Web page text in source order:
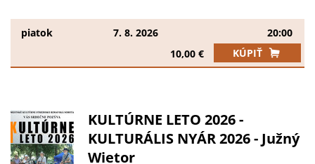
jazzový album v ankete Esprit za debut
„...and the rest of the world“ (2018). Otváranie
hlavného pódia na prestížnych Bratislavských
jazzových dňoch (2022). Aktuálne kapela
pracuje na nahrávaní svojho tretieho CD, kde
Matej Lazár – piano Peter Frák – basa Gabriel
Silvay – husle Marek Szarvaš – bicie,
aranžmány Podujatie z verejných zdrojov
podporili Fond na podporu umenia, Sociálny
piatok 7. 8. 2026
20:00
10,00 €
KÚPIŤ
KULTÚRNE LETO 2026 -
KULTURÁLIS NYÁR 2026 - Južný
Wietor